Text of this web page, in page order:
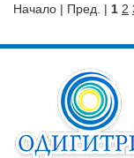
Начало | Пред. | 1 2